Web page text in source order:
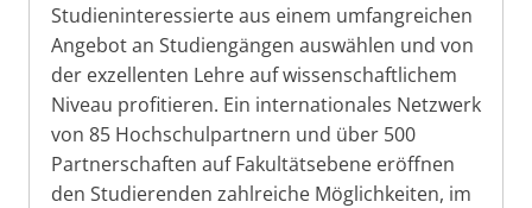
Studieninteressierte aus einem umfangreichen
Angebot an Studiengängen auswählen und von
der exzellenten Lehre auf wissenschaftlichem
Niveau profitieren. Ein internationales Netzwerk
von 85 Hochschulpartnern und über 500
Partnerschaften auf Fakultätsebene eröffnen
den Studierenden zahlreiche Möglichkeiten, im